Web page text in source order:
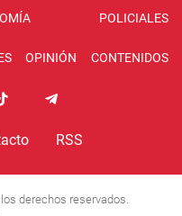
POLICIALES
OPINIÓN CONTENIDOS
RSS
derechos reservados.